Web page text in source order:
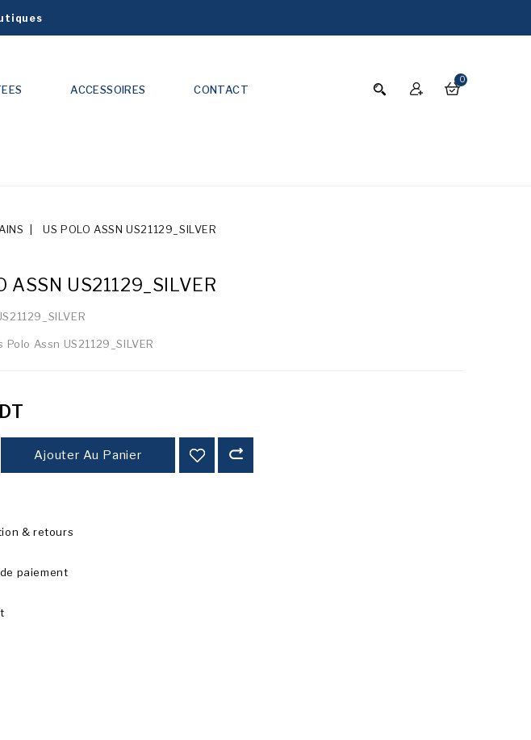
0
ACCESSOIRES CONTACT
US POLO ASSN US21129_SILVER
ASSN US21129_SILVER
Polo Assn US21129_SILVER
Ajouter Au Panier
& retours
paiement